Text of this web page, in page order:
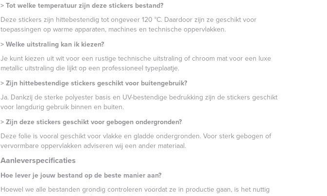
> Tot welke temperatuur zijn deze stickers bestand?
Deze stickers zijn hittebestendig tot ongeveer 120 °C. Daardoor zijn ze geschikt voor
toepassingen op warme apparaten, machines en technische oppervlakken.
> Welke uitstraling kan ik kiezen?
Je kunt kiezen uit wit voor een rustige technische uitstraling of chroom mat voor een luxe
metallic uitstraling die lijkt op een professioneel typeplaatje.
> Zijn hittebestendige stickers geschikt voor buitengebruik?
Ja. Dankzij de sterke polyester basis en UV-bestendige bedrukking zijn de stickers geschikt
voor langdurig gebruik binnen en buiten.
> Zijn deze stickers geschikt voor gebogen ondergronden?
Deze folie is vooral geschikt voor vlakke en gladde ondergronden. Voor sterk gebogen of
vervormbare oppervlakken adviseren wij een ander materiaal.
Aanleverspecificaties
Hoe lever je jouw bestand op de beste manier aan?
Hoewel we alle bestanden grondig controleren voordat ze in productie gaan, is het nuttig